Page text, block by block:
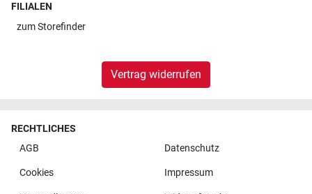
FILIALEN
zumStorefinder
Vertrag widerrufen
RECHTLICHES
AGB
Datenschutz
Cookies Impressum